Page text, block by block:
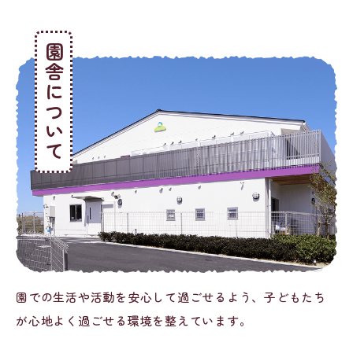
園舎について
園での生活や活動を安心して過ごせるよう、子どもたち
が心地よく過ごせる環境を整えています。